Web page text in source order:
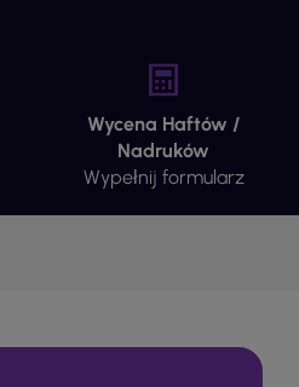
Wycena Haftów /
Nadruków
Wypełnij formularz